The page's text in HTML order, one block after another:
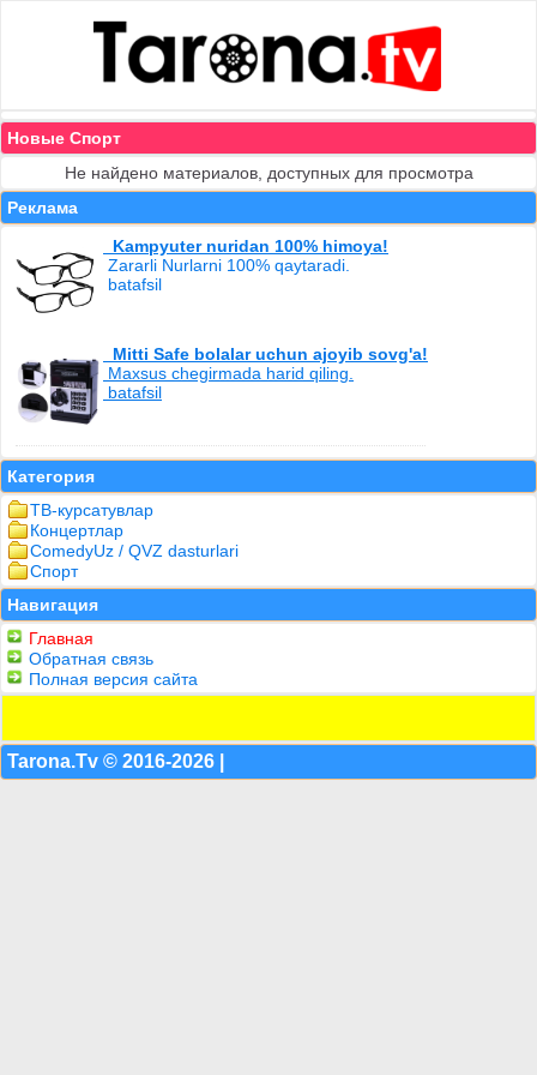
Новые Спорт
Не найдено материалов, доступных для просмотра
Реклама
Kampyuter nuridan 100% himoya!
Zararli Nurlarni 100% qaytaradi.
batafsil
Mitti Safe bolalar uchun ajoyib sovg'a!
Maxsus chegirmada harid qiling.
batafsil
Категория
ТВ-курсатувлар
Концертлар
ComedyUz / QVZ dasturlari
Спорт
Навигация
Главная
Обратная связь
Полная версия сайта
Tarona.Tv © 2016-2026 |